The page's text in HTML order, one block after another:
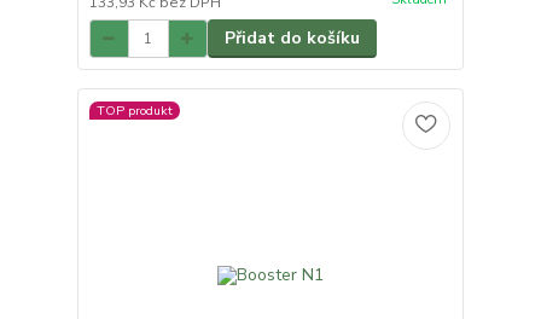
Přidat do košíku
TOP produkt